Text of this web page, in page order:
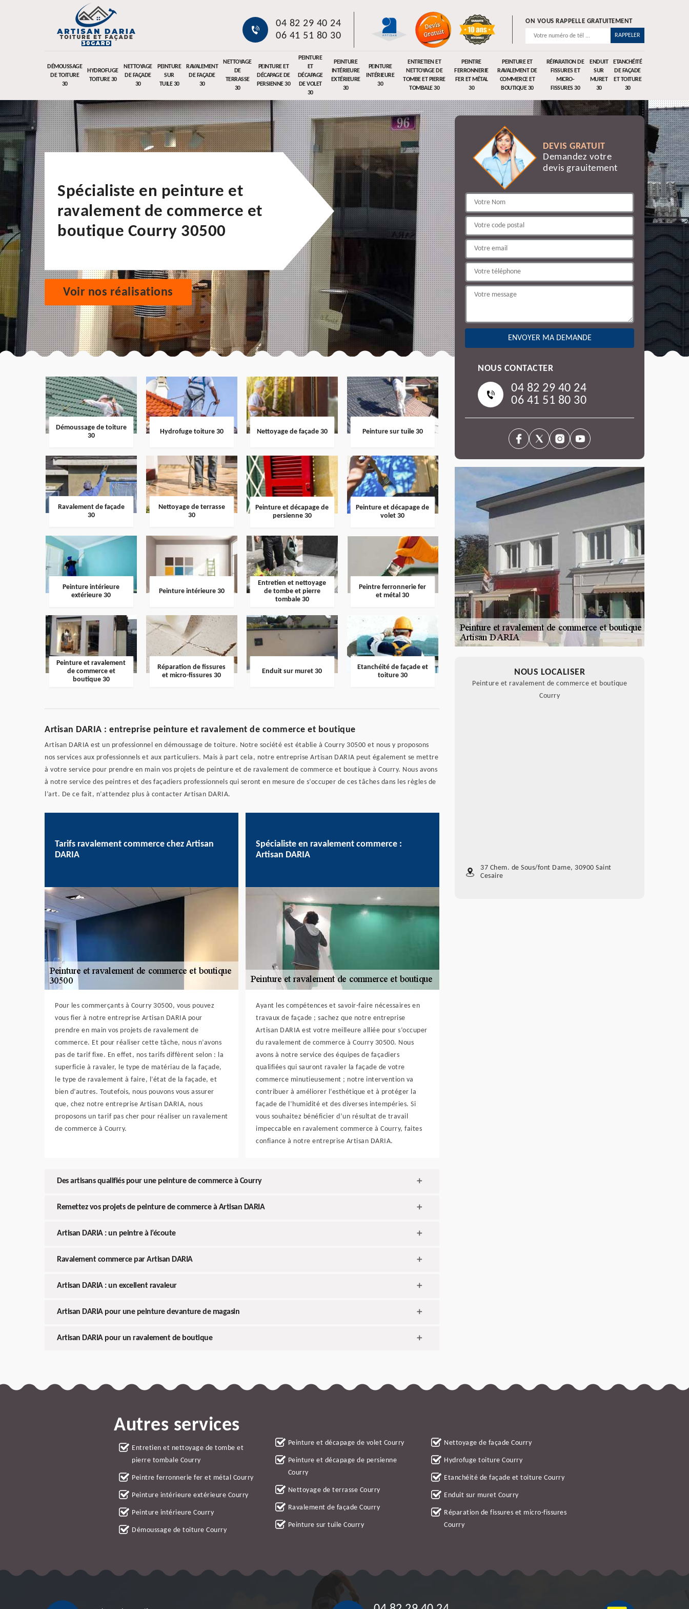
04 82 29 40 24
06 41 51 80 30
ON VOUS RAPPELLE GRATUITEMENT
DÉMOUSSAGE
DE TOITURE
30
HYDROFUGE
TOITURE 30
NETTOYAGE
DE FAÇADE
30
PEINTURE
SUR
TUILE 30
RAVALEMENT
DE FAÇADE
30
NETTOYAGE
DE
TERRASSE
30
PEINTURE ET
DÉCAPAGE DE
PERSIENNE 30
PEINTURE
ET
DÉCAPAGE
DE VOLET
30
PEINTURE
INTÉRIEURE
EXTÉRIEURE
30
PEINTURE
INTÉRIEURE
30
ENTRETIEN ET
NETTOYAGE DE
TOMBE ET PIERRE
TOMBALE 30
PEINTRE
FERRONNERIE
FER ET MÉTAL
30
PEINTURE ET
RAVALEMENT DE
COMMERCE ET
BOUTIQUE 30
RÉPARATION DE
FISSURES ET
MICRO-
FISSURES 30
ENDUIT
SUR
MURET
30
ETANCHÉITÉ
DE FAÇADE
ET TOITURE
30
Spécialiste en peinture et
ravalement de commerce et
boutique Courry 30500
Voir nos réalisations
Démoussage de toiture
30
Hydrofuge toiture 30 Nettoyage de façade 30 Peinture sur tuile 30
Ravalement de façade
30
Nettoyage de terrasse
30
Peinture et décapage de
persienne 30
Peinture et décapage de
volet 30
Peinture intérieure
extérieure 30
Peinture intérieure 30
Entretien et nettoyage
de tombe et pierre
tombale 30
Peintre ferronnerie fer
et métal 30
Peinture et ravalement
de commerce et
boutique 30
Réparation de fissures
et micro-fissures 30
Enduit sur muret 30
Etanchéité de façade et
toiture 30
Artisan DARIA : entreprise peinture et ravalement de commerce et boutique
Artisan DARIA est un professionnel en démoussage de toiture. Notre société est établie à Courry 30500 et nous y proposons
nos services aux professionnels et aux particuliers. Mais à part cela, notre entreprise Artisan DARIA peut également se mettre
à votre service pour prendre en main vos projets de peinture et de ravalement de commerce et boutique à Courry. Nous avons
à notre service des peintres et des façadiers professionnels qui seront en mesure de s’occuper de ces tâches dans les règles de
l’art. De ce fait, n’attendez plus à contacter Artisan DARIA.
Tarifs ravalement commerce chez Artisan
DARIA
Pour les commerçants à Courry 30500, vous pouvez
vous fier à notre entreprise Artisan DARIA pour
prendre en main vos projets de ravalement de
commerce. Et pour réaliser cette tâche, nous n’avons
pas de tarif fixe. En effet, nos tarifs diffèrent selon : la
superficie à ravaler, le type de matériau de la façade,
le type de ravalement à faire, l’état de la façade, et
bien d’autres. Toutefois, nous pouvons vous assurer
que, chez notre entreprise Artisan DARIA, nous
proposons un tarif pas cher pour réaliser un ravalement
de commerce à Courry.
Spécialiste en ravalement commerce :
Artisan DARIA
Ayant les compétences et savoir-faire nécessaires en
travaux de façade ; sachez que notre entreprise
Artisan DARIA est votre meilleure alliée pour s’occuper
du ravalement de commerce à Courry 30500. Nous
avons à notre service des équipes de façadiers
qualifiées qui sauront ravaler la façade de votre
commerce minutieusement ; notre intervention va
contribuer à améliorer l’esthétique et à protéger la
façade de l’humidité et des diverses intempéries. Si
vous souhaitez bénéficier d’un résultat de travail
impeccable en ravalement commerce à Courry, faites
confiance à notre entreprise Artisan DARIA.
Des artisans qualifiés pour une peinture de commerce à Courry
Remettez vos projets de peinture de commerce à Artisan DARIA
Artisan DARIA : un peintre à l’écoute
Ravalement commerce par Artisan DARIA
Artisan DARIA : un excellent ravaleur
Artisan DARIA pour une peinture devanture de magasin
Artisan DARIA pour un ravalement de boutique
DEVIS GRATUIT
Demandez votre
devis grauitement
NOUS CONTACTER
04 82 29 40 24
06 41 51 80 30
NOUS LOCALISER
Peinture et ravalement de commerce et boutique
Courry
37 Chem. de Sous/font Dame, 30900 Saint
Cesaire
Autres services
Entretien et nettoyage de tombe et
pierre tombale Courry
Peintre ferronnerie fer et métal Courry
Peinture intérieure extérieure Courry
Peinture intérieure Courry
Démoussage de toiture Courry
Peinture et décapage de volet Courry
Peinture et décapage de persienne
Courry
Nettoyage de terrasse Courry
Ravalement de façade Courry
Peinture sur tuile Courry
Nettoyage de façade Courry
Hydrofuge toiture Courry
Etanchéité de façade et toiture Courry
Enduit sur muret Courry
Réparation de fissures et micro-fissures
Courry